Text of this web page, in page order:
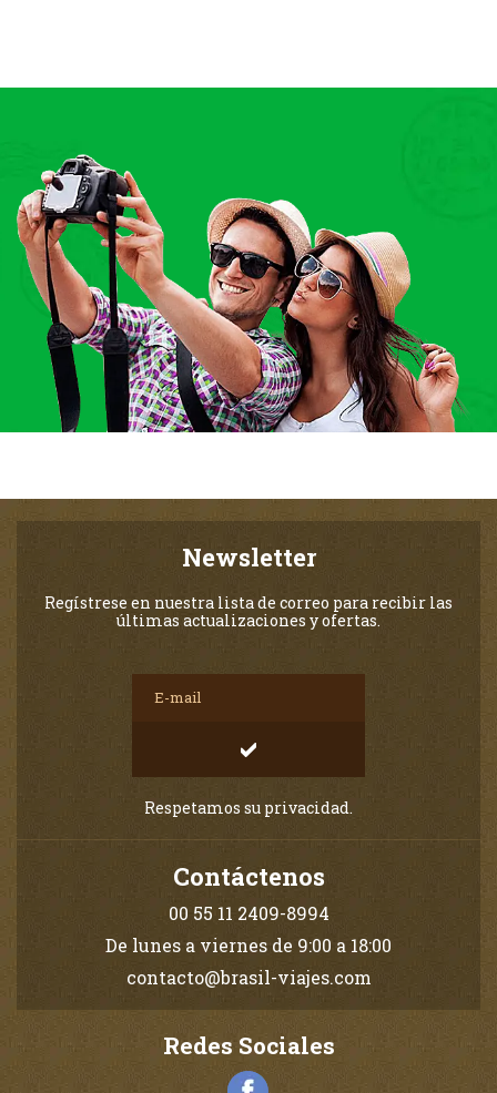
Newsletter
Regístrese en nuestra lista de correo para recibir las
últimas actualizaciones y ofertas.
Respetamos su privacidad.
Contáctenos
00 55 11 2409-8994
De lunes a viernes de 9:00 a 18:00
contacto@brasil-viajes.com
Redes Sociales